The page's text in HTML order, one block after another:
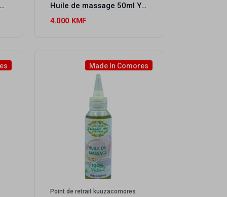
Savon café des Comores Wutamu
Huile de massage 50ml YOUSRA COSMETICS
4.000 KMF
Made In Comores
Point de retrait kuuzacomores